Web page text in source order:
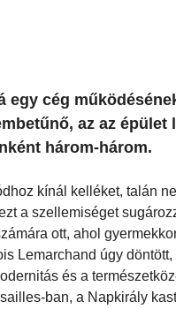
egy cég
az az épület
három-három.
kínál kelléket, talán
a szellemiséget
ott, ahol
Lemarchand úgy
és a
ban, a Napkirály